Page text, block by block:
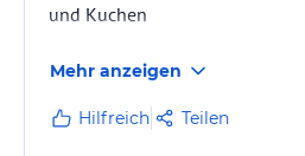
und Kuchen
Mehr anzeigen
Hilfreich Teilen